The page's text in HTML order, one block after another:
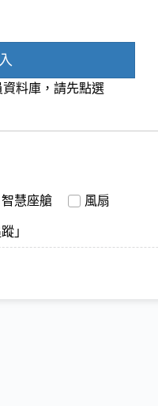
料庫，請先點選
智慧座艙 風扇
」